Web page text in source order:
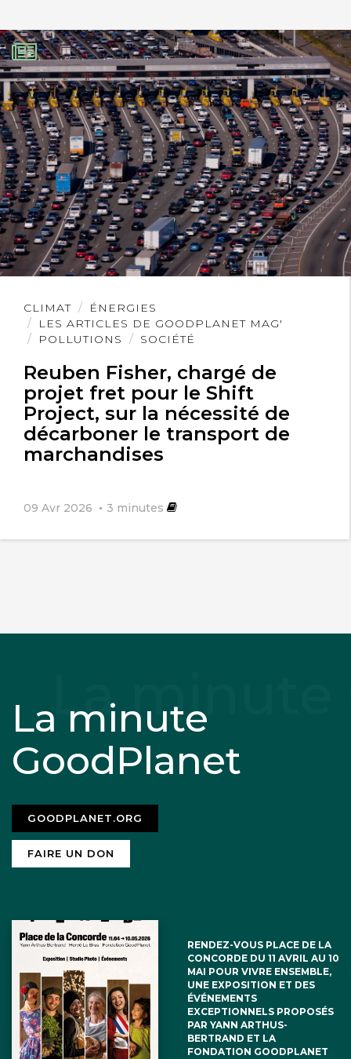
CLIMAT
ÉNERGIES
LES ARTICLES DE GOODPLANET MAG'
POLLUTIONS
SOCIÉTÉ
Reuben Fisher, chargé de
projet fret pour le Shift
Project, sur la nécessité de
décarboner le transport de
marchandises
09 Avr 2026 3 minutes
Lire
l'article
La minute
GoodPlanet
GOODPLANET.ORG
FAIRE UN DON
RENDEZ-VOUS PLACE DE LA
CONCORDE DU 11 AVRIL AU 10
MAI POUR VIVRE ENSEMBLE,
UNE EXPOSITION ET DES
ÉVÉNEMENTS
EXCEPTIONNELS PROPOSÉS
PAR YANN ARTHUS-
BERTRAND ET LA
FONDATION GOODPLANET